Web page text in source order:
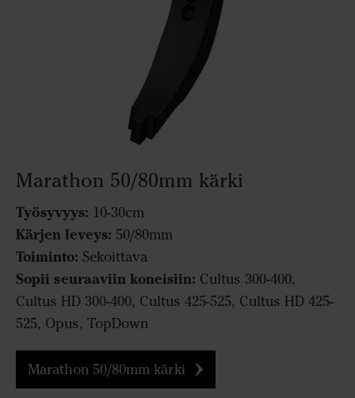
Marathon 50/80mm kärki
Työsyvyys: 10-30cm
Kärjen leveys: 50/80mm
Toiminto: Sekoittava
Sopii seuraaviin koneisiin: Cultus 300-400,
Cultus HD 300-400, Cultus 425-525, Cultus HD 425-
525, Opus, TopDown
Marathon 50/80mm kärki